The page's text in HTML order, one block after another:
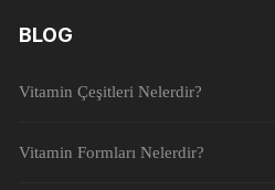
BLOG
Vitamin Çeşitleri Nelerdir?
Vitamin Formları Nelerdir?